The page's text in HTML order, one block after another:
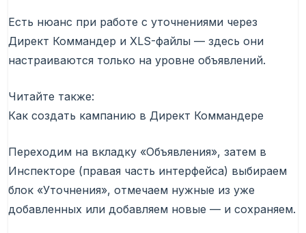
Есть нюанс при работе с уточнениями через
Директ Коммандер и XLS-файлы — здесь они
настраиваются только на уровне объявлений.
Читайте также:
Как создать кампанию в Директ Коммандере
Переходим на вкладку «Объявления», затем в
Инспекторе (правая часть интерфейса) выбираем
блок «Уточнения», отмечаем нужные из уже
добавленных или добавляем новые — и сохраняем.